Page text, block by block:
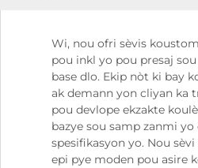
Wi, nou ofri sèvis
pou inkl yo pou presaj
base dlo. Ekip nòt ki bay
ak demann yon cliyan ka
pou devlope ekzakte
bazye sou samp zanmi yo
spesifikasyon yo. Nou
epi pye moden pou asire